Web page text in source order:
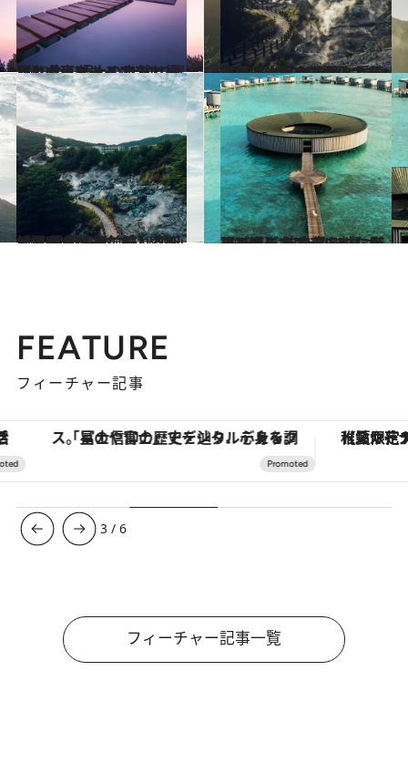
2023.1.13
【カタール・イスラエル】 今、極上のリトリートは中東にある 自然と調和したリゾートホテル2選
旅＆お出かけ 2023.1.12
「界 雲仙」【後篇】長崎の歴史と大自然の迫力を五感で体験する雲仙ステイ
旅＆お出かけ
2023.1.12
「界 雲仙」【前篇】 雲仙地獄のパワー立ち込める地で 異国情緒に触れる新しい宿
旅＆お出かけ 2023.1.11
【モルディブ・バリ・カリブ海】 波の音を枕に海辺で過ごす 自然とつながるリゾートホテル3選
旅＆お出かけ
FEATURE
フィーチャー記事
「星のや富士」でデジタルデトックス。冨士信仰の歴史を辿り、心身を調える。 【夏限定ディナーコース】旬
3 /6
フィーチャー記事一覧